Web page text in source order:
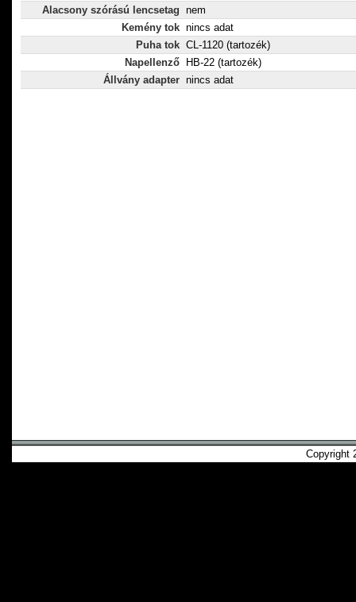
Alacsony szórású lencsetag nem
Kemény tok nincs adat
Puha tok CL-1120 (tartozék)
Napellenző
HB-22 (tartozék)
Állvány adapter nincs adat
Copyright